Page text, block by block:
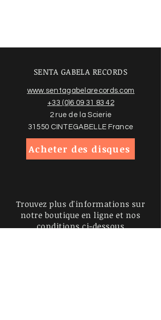
SENTA GABELA RECORDS
www.sentagabelarecords.com
+33 (0)6 09 31 83 42
2 rue de la Scierie
31550 CINTEGABELLE France
Acheter des disques
Trouvez plus d'informations sur
notre boutique en ligne et nos
conditions ci-dessous